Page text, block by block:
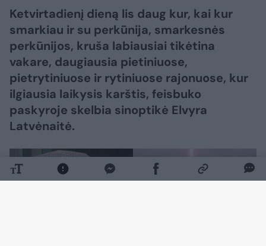
Ketvirtadienį dieną lis daug kur, kai kur
smarkiau ir su perkūnija, smarkesnės
perkūnijos, kruša labiausiai tikėtina
vakare, daugiausia pietiniuose,
pietrytiniuose ir rytiniuose rajonuose, kur
ilgiausia laikysis karštis, feisbuko
paskyroje skelbia sinoptikė Elvyra
Latvėnaitė.